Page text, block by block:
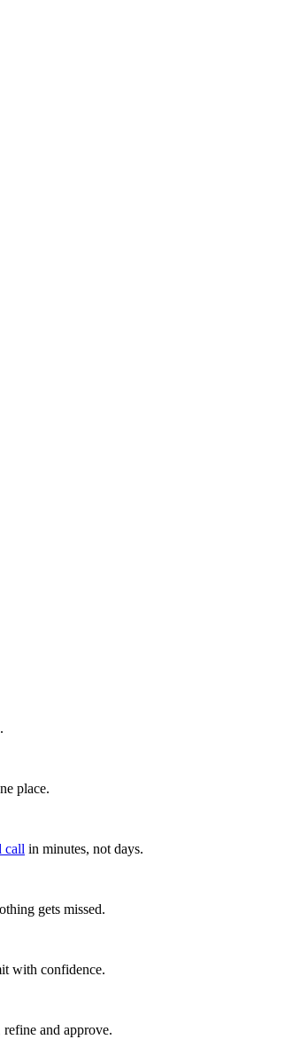
place.
call in minutes, not days.
gets missed.
with confidence.
and approve.